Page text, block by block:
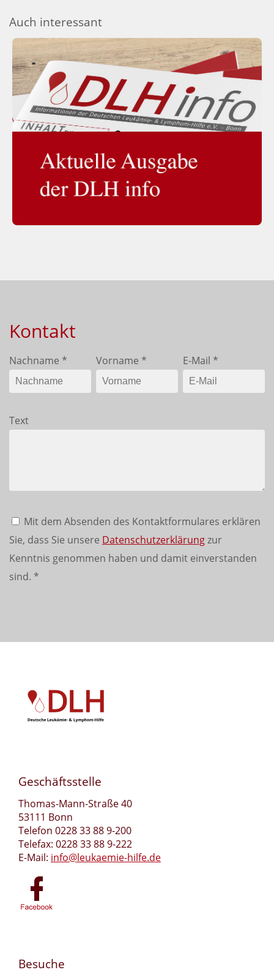
Auch interessant
Kontakt
Nachname * Vorname * E-Mail *
Text
Mit dem Absenden des Kontaktformulares erklären
Sie, dass Sie unsere Datenschutzerklärungzur
Kenntnis genommen haben und damit einverstanden
sind. *
Geschäftsstelle
Thomas-Mann-Straße 40
53111 Bonn
Telefon 0228 33 88 9-200
Telefax: 0228 33 88 9-222
E-Mail: info@leukaemie-hilfe.de
Besuche